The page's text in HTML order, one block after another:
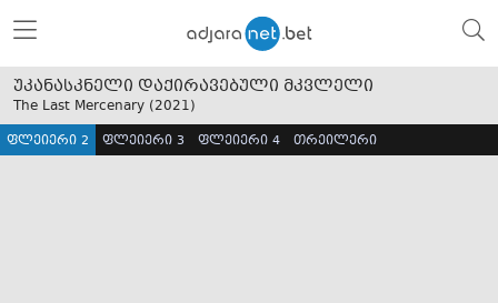
უკანასკნელი დაქირავებული მკვლელი
The Last Mercenary (2021)
ფლეიერი 2 ფლეიერი 3 ფლეიერი 4 თრეილერი